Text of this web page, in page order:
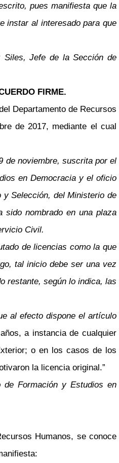
pues manifiesta que la
instar al interesado para que
Siles, Jefe de la Sección de
FIRME.
Departamento de Recursos
de 2017, mediante el cual
de noviembre, suscrita por el
en Democracia y el oficio
y Selección, del Ministerio de
nombrado en una plaza
Civil.
de licencias como la que
tal inicio debe ser una vez
restante, según lo indica, las
al efecto dispone el artículo
a instancia de cualquier
o en los casos de los
la licencia original.”
Formación y Estudios en
Humanos, se conoce